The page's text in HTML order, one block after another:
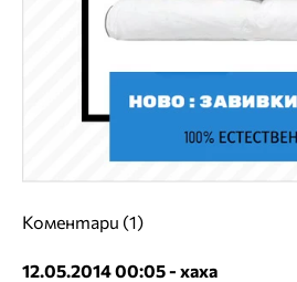
Коментари (1)
12.05.2014 00:05 - хаха